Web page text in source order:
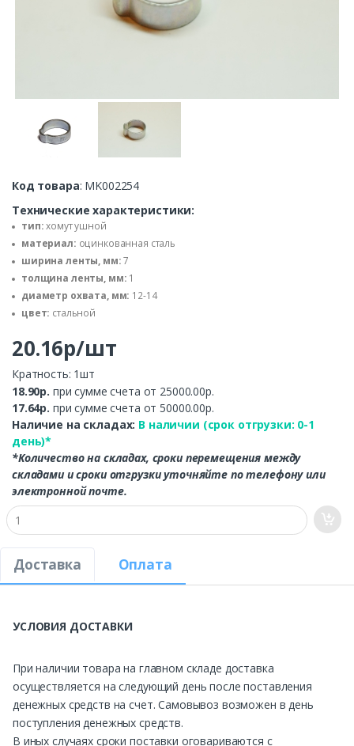
Код товара: MK002254
Технические характеристики:
тип:хомут ушной
материал: оцинкованная сталь
ширина ленты, мм:7
толщина ленты, мм: 1
диаметр охвата, мм: 12-14
цвет: стальной
20.16р/шт
Кратность: 1шт
18.90р. при сумме счета от 25000.00р.
17.64р. при сумме счета от 50000.00р.
Наличие на складах: В наличии (срок отгрузки: 0-1
день)*
*Количество на складах, сроки перемещения между
складами и сроки отгрузки уточняйте по телефону или
электронной почте.
Доставка Оплата
УСЛОВИЯ ДОСТАВКИ
При наличии товара на главном складе доставка
осуществляется на следующий день после поставления
денежных средств на счет. Самовывоз возможен в день
поступления денежных средств.
В иных случаях сроки поставки оговариваются с